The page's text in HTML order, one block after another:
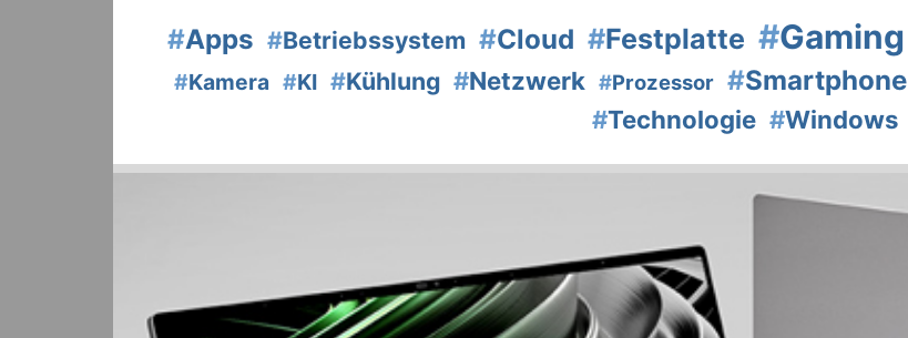
#Apps #Betriebssystem #Cloud #Festplatte #Gaming
#Kamera #KI #Kühlung #Netzwerk #Prozessor #Smartphone
#Technologie #Windows